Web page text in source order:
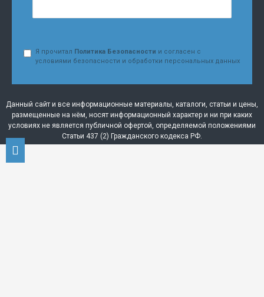
Я прочитал Политика Безопасности и согласен с
условиями безопасности и обработки персональных данных
Данный сайт и все информационные материалы, каталоги, статьи и цены,
размещенные на нём, носят информационный характер и ни при каких
условиях не является публичной офертой, определяемой положениями
Статьи 437 (2) Гражданского кодекса РФ.